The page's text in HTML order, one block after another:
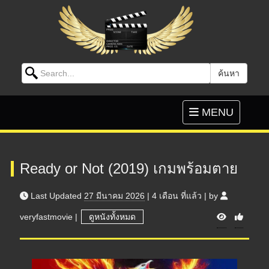
Search for: ค้นหา
Toggle
navigation
MENU
Ready or Not (2019) เกมพร้อมตาย
Last Updated 27 มีนาคม 2026 | 4 เดือน ที่แล้ว | by
veryfastmovie | ดูหนังทั้งหมด V
i
e